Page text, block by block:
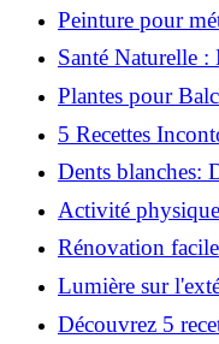
Peinture pour
possible?
Santé Naturelle :
Incontournables
Plantes pour
votre Terrasse
5 Recettes
des huiles
Dents blanches:
ingrédients
Activité
compte pour
Rénovation
parquet
Lumière sur
concevoir et
Découvrez 5